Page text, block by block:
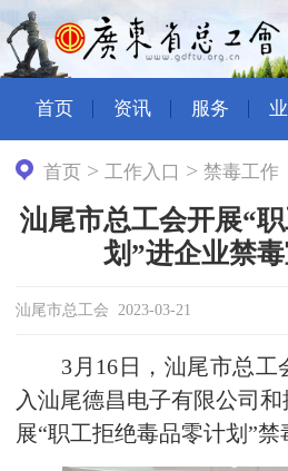
首页 资讯 服务
首页 > 工作入口 >禁毒工作
汕尾市总工会开展“
划”进企业禁
汕尾市总工会 2023-03-21
3月16日，汕尾市总工
入汕尾德昌电子有限公司
展“职工拒绝毒品零计划”禁